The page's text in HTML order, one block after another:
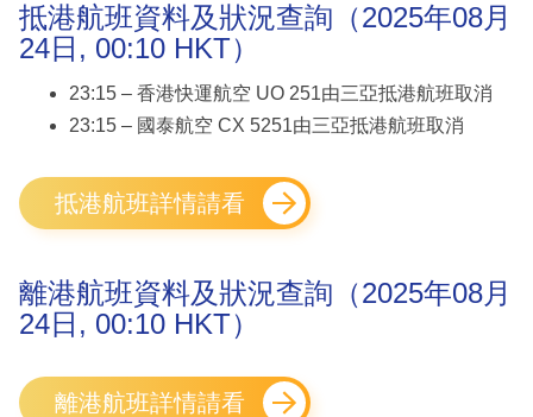
抵港航班資料及狀況查詢（2025年08月
24日, 00:10 HKT）
23:15 – 香港快運航空 UO 251由三亞抵港航班取消
23:15 – 國泰航空 CX 5251由三亞抵港航班取消
抵港航班詳情請看
離港航班資料及狀況查詢（2025年08月
24日, 00:10 HKT）
離港航班詳情請看